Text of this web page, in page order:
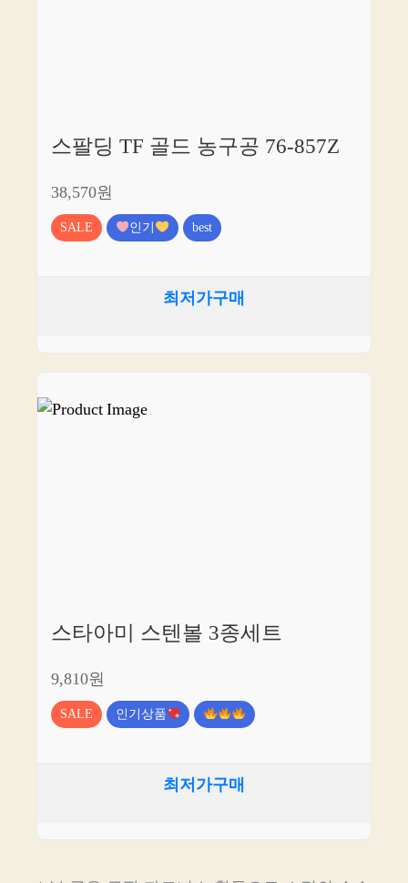
스팔딩 TF 골드 농구공 76-857Z
38,570원
SALE 인기 best
최저가구매
스타아미 스텐볼 3종세트
9,810원
SALE 인기상품
최저가구매